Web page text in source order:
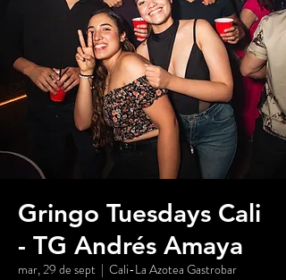
Gringo Tuesdays Cali
- TG Andrés Amaya
mar, 29 de sept
  |
Cali-La Azotea Gastrobar